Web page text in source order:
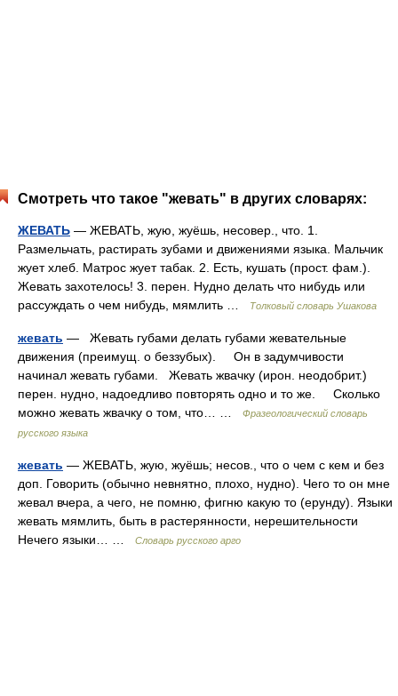
Смотреть что такое "жевать" в других словарях:
ЖЕВАТЬ — ЖЕВАТЬ, жую, жуёшь, несовер., что. 1.
Размельчать, растирать зубами и движениями языка. Мальчик
жует хлеб. Матрос жует табак. 2. Есть, кушать (прост. фам.).
Жевать захотелось! 3. перен. Нудно делать что нибудь или
рассуждать о чем нибудь, мямлить …
Толковый словарь Ушакова
жевать — Жевать губами делать губами жевательные
движения (преимущ. о беззубых). Он в задумчивости
начинал жевать губами. Жевать жвачку (ирон. неодобрит.)
перен. нудно, надоедливо повторять одно и то же. Сколько
можно жевать жвачку о том, что… …
Фразеологический словарь
русского языка
жевать — ЖЕВАТЬ, жую, жуёшь; несов., что о чем с кем и без
доп. Говорить (обычно невнятно, плохо, нудно). Чего то он мне
жевал вчера, а чего, не помню, фигню какую то (ерунду). Языки
жевать мямлить, быть в растерянности, нерешительности
Нечего языки… …
Словарь русского арго